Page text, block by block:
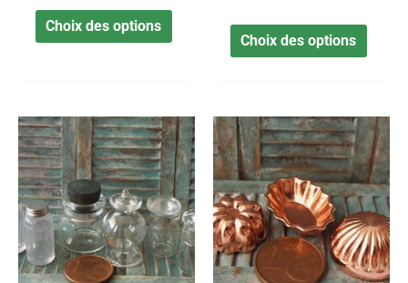
Choix des options
Choix des options
Plage
de
prix :
€1,75
Ce
produit
a
plusieurs
variations.
Les
options
peuvent
Plage
de
prix :
€1,99
Ce
a
Les